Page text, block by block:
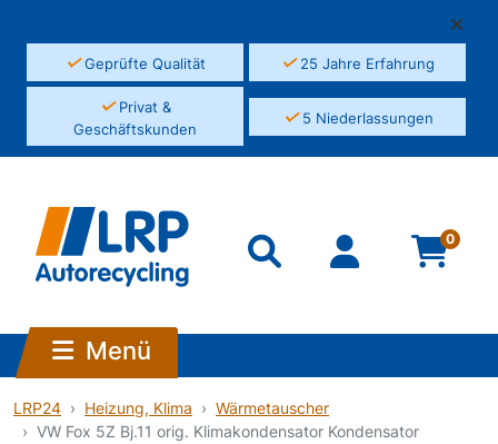
✓Geprüfte Qualität ✓25 Jahre Erfahrung
✓Privat &
Geschäftskunden
✓5 Niederlassungen
0
Menü
LRP24 Heizung, Klima
Wärmetauscher
VW Fox 5Z Bj.11 orig. Klimakondensator Kondensator